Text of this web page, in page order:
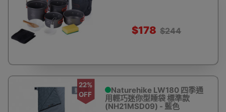
$178 $244
22%
OFF
Naturehike LW180 四季通
用輕巧迷你型睡袋 標準款
(NH21MSD09) - 藍色